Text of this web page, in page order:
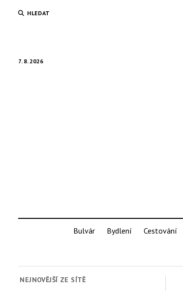
HLEDAT
7. 8. 2026
Bulvár Bydlení Cestování
NEJNOVĚJŠÍ ZE SÍTĚ